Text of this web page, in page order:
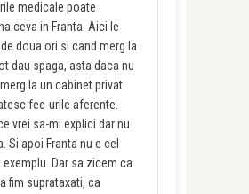
medicale poate
ceva in Franta. Aici le
doua ori si cand merg la
dau spaga, asta daca nu
la un cabinet privat
fee-urile aferente.
vrei sa-mi explici dar nu
Si apoi Franta nu e cel
exemplu. Dar sa zicem ca
fim suprataxati, ca